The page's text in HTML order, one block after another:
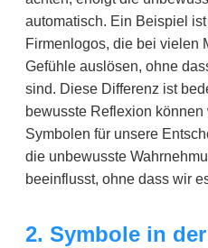
automatisch. Ein Beispiel
Firmenlogos, die bei vielen
Gefühle auslösen, ohne
sind. Diese Differenz ist
bewusste Reflexion
Symbolen für unsere
die unbewusste
beeinflusst, ohne dass wir
2. Symbole in